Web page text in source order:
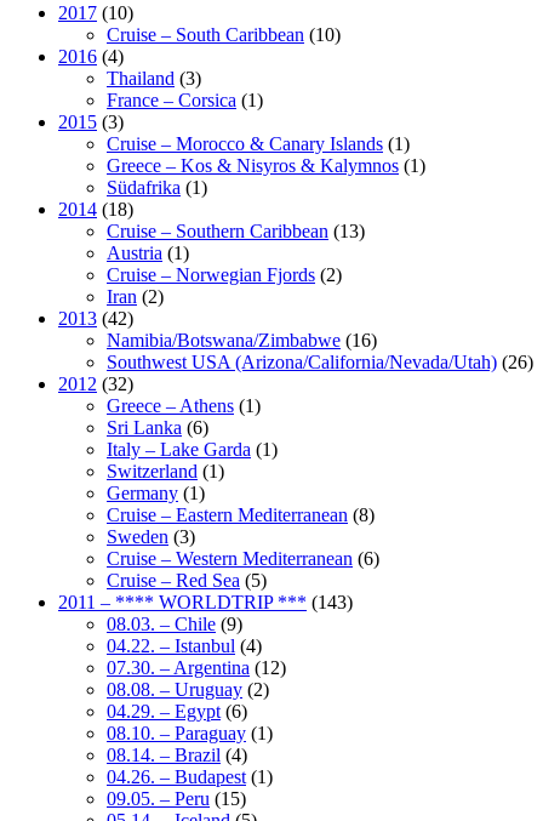
2017 (10)
Cruise – South Caribbean (10)
2016 (4)
Thailand (3)
France – Corsica (1)
2015 (3)
Cruise – Morocco & Canary Islands (1)
Greece – Kos & Nisyros & Kalymnos (1)
Südafrika (1)
2014 (18)
Cruise – Southern Caribbean (13)
Austria (1)
Cruise – Norwegian Fjords (2)
Iran (2)
2013 (42)
Namibia/Botswana/Zimbabwe (16)
Southwest USA (Arizona/California/Nevada/Utah) (26)
2012 (32)
Greece – Athens (1)
Sri Lanka (6)
Italy – Lake Garda (1)
Switzerland (1)
Germany (1)
Cruise – Eastern Mediterranean (8)
Sweden (3)
Cruise – Western Mediterranean (6)
Cruise – Red Sea (5)
2011 – **** WORLDTRIP *** (143)
08.03. – Chile (9)
04.22. – Istanbul (4)
07.30. – Argentina (12)
08.08. – Uruguay (2)
04.29. – Egypt (6)
08.10. – Paraguay (1)
08.14. – Brazil (4)
04.26. – Budapest (1)
09.05. – Peru (15)